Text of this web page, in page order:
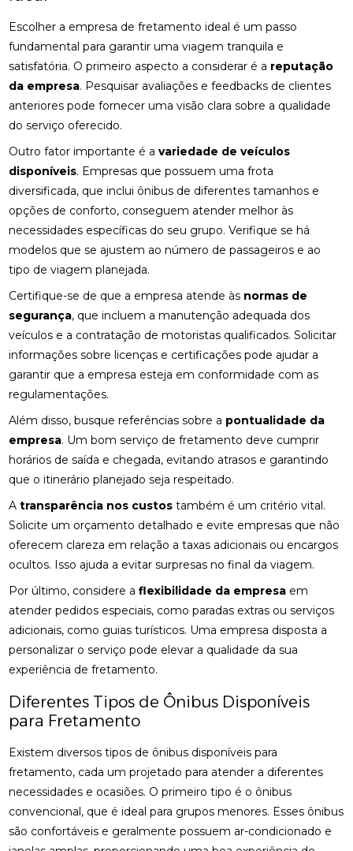
Escolher a empresa de fretamento ideal é um passo
fundamental para garantir uma viagem tranquila e
satisfatória. O primeiro aspecto a considerar é a reputação
da empresa. Pesquisar avaliações e feedbacks de clientes
anteriores pode fornecer uma visão clara sobre a qualidade
do serviço oferecido.
Outro fator importante é avariedade de veículos
disponíveis. Empresas que possuem uma frota
diversificada, que inclui ônibus de diferentes tamanhos e
opções de conforto, conseguem atender melhor às
necessidades específicas do seu grupo. Verifique se há
modelos que se ajustem ao número de passageiros e ao
tipo de viagem planejada.
Certifique-se de que a empresa atende às normas de
segurança, que incluem a manutenção adequada dos
veículos e a contratação de motoristas qualificados. Solicitar
informações sobre licenças e certificações pode ajudar a
garantir que a empresa esteja em conformidade com as
regulamentações.
Além disso, busque referências sobre a pontualidade da
empresa. Um bom serviço de fretamento deve cumprir
horários de saída e chegada, evitando atrasos e garantindo
que o itinerário planejado seja respeitado.
Atransparência nos custos também é um critério vital.
Solicite um orçamento detalhado e evite empresas que não
oferecem clareza em relação a taxas adicionais ou encargos
ocultos. Isso ajuda a evitar surpresas no final da viagem.
Por último, considere aflexibilidade da empresa em
atender pedidos especiais, como paradas extras ou serviços
adicionais, como guias turísticos. Uma empresa disposta a
personalizar o serviço pode elevar a qualidade da sua
experiência de fretamento.
Diferentes Tipos de Ônibus Disponíveis
para Fretamento
Existem diversos tipos de ônibus disponíveis para
fretamento, cada um projetado para atender a diferentes
necessidades e ocasiões. O primeiro tipo é o ônibus
convencional, que é ideal para grupos menores. Esses ônibus
são confortáveis e geralmente possuem ar-condicionado e